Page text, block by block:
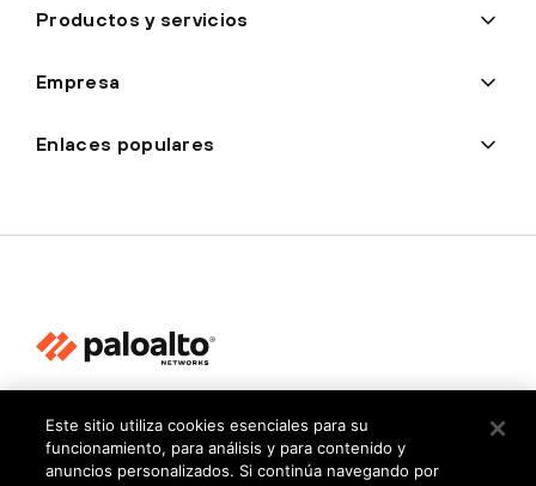
Productos y servicios
Empresa
Enlaces populares
Centro de confianza
Este sitio utiliza cookies esenciales para su
funcionamiento, para análisis y para contenido y
anuncios personalizados. Si continúa navegando por